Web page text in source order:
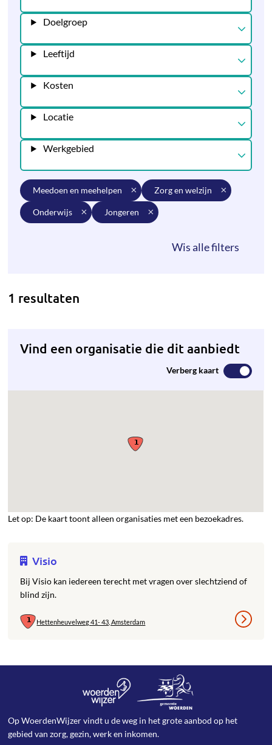
Doelgroep
Leeftijd
Kosten
Locatie
Werkgebied
meedoen en meehelpen zorg en welzijn
onderwijs jongeren
1 resultaten
Vind een organisatie die dit aanbiedt
Verberg kaart
Let op: De kaart toont alleen organisaties met een bezoekadres.
Visio
Bij Visio kan iedereen terecht met vragen over slechtziend of
blind zijn.
Hettenheuvelweg 41- 43, Amsterdam
Op WoerdenWijzer vindt u de weg in het grote aanbod op het
gebied van zorg, gezin, werk en inkomen.